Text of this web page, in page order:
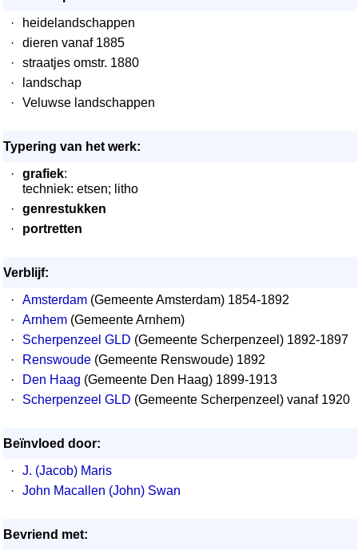
·
heidelandschappen
·
dieren vanaf 1885
·
straatjes omstr. 1880
·
landschap
·
Veluwse landschappen
Typering van het werk:
·
grafiek:
techniek: etsen; litho
·
genrestukken
·
portretten
Verblijf:
·
Amsterdam (Gemeente Amsterdam) 1854-1892
·
Arnhem (Gemeente Arnhem)
·
Scherpenzeel GLD (Gemeente Scherpenzeel) 1892-1897
·
Renswoude (Gemeente Renswoude) 1892
·
Den Haag (Gemeente Den Haag) 1899-1913
·
Scherpenzeel GLD (Gemeente Scherpenzeel) vanaf 1920
Beïnvloed door:
·
J. (Jacob) Maris
·
John Macallen (John) Swan
Bevriend met: